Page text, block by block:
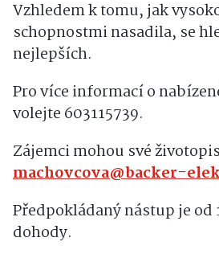
Vzhledem k tomu, jak
schopnostmi nasadila, se
nejlepších.
Pro více informací o
volejte 603115739.
Zájemci mohou své
machovcova@backer-
Předpokládaný nástup je od
dohody.